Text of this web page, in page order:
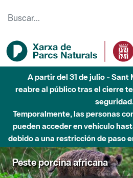
A partir del 31 de julio - Sant
reabre al público tras el cierre
Temporalmente, las personas
pueden acceder en vehículo
debido a una restricción de paso
Peste porcina africana